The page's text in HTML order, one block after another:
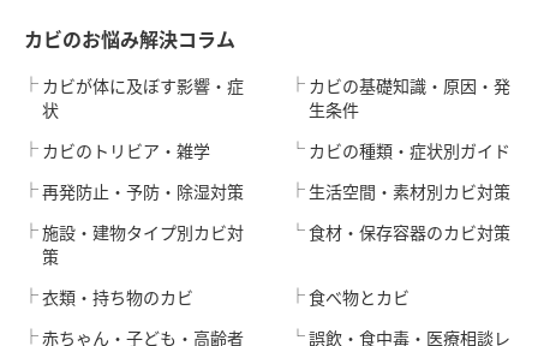
カビのお悩み解決コラム
カビが体に及ぼす影響・症
状
カビのトリビア・雑学
カビの基礎知識・原因・発
生条件
カビの種類・症状別ガイド
再発防止・予防・除湿対策
施設・建物タイプ別カビ対
策
生活空間・素材別カビ対策
食材・保存容器のカビ対策
衣類・持ち物のカビ
赤ちゃん・子ども・高齢者
食べ物とカビ
誤飲・食中毒・医療相談レ